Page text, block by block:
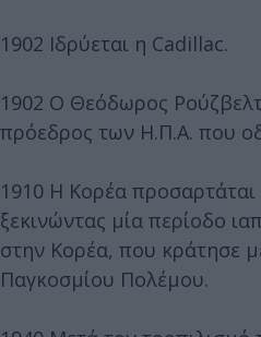
1902 Ιδρύεται η Cadillac.
1902 Ο Θεόδωρος
πρόεδρος των Η.Π.Α. που
1910 Η Κορέα
ξεκινώντας μία περίοδο
στην Κορέα, που κράτησε
Παγκοσμίου Πολέμου.